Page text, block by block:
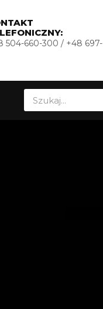
504-660-300 / +48 697-